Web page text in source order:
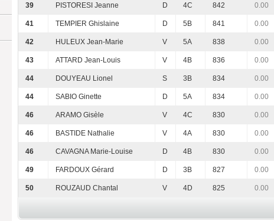
39 PISTORESI Jeanne D 4C 842 0.00
41 TEMPIER Ghislaine D 5B 841 0.00
42 HULEUX Jean-Marie V 5A 838 0.00
43 ATTARD Jean-Louis V 4B 836 0.00
44 DOUYEAU Lionel S 3B 834 0.00
44 SABIO Ginette D 5A 834 0.00
46 ARAMO Gisèle V 4C 830 0.00
46 BASTIDE Nathalie V 4A 830 0.00
46 CAVAGNA Marie-Louise D 4B 830 0.00
49 FARDOUX Gérard D 3B 827 0.00
50 ROUZAUD Chantal V 4D 825 0.00